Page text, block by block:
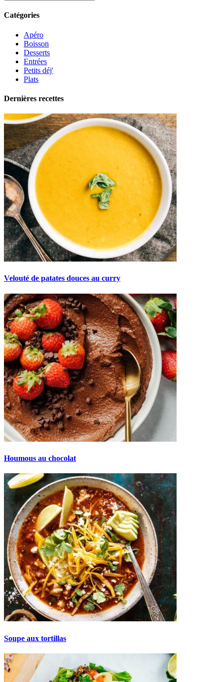
Catégories
Apéro
Boisson
Desserts
Entrées
Petits déj'
Plats
Dernières recettes
Velouté de patates douces au curry
Houmous au chocolat
Soupe aux tortillas